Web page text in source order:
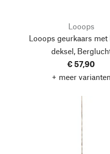
Looops
Looops geurkaars met
deksel,
€ 57,90
+ meer varianten